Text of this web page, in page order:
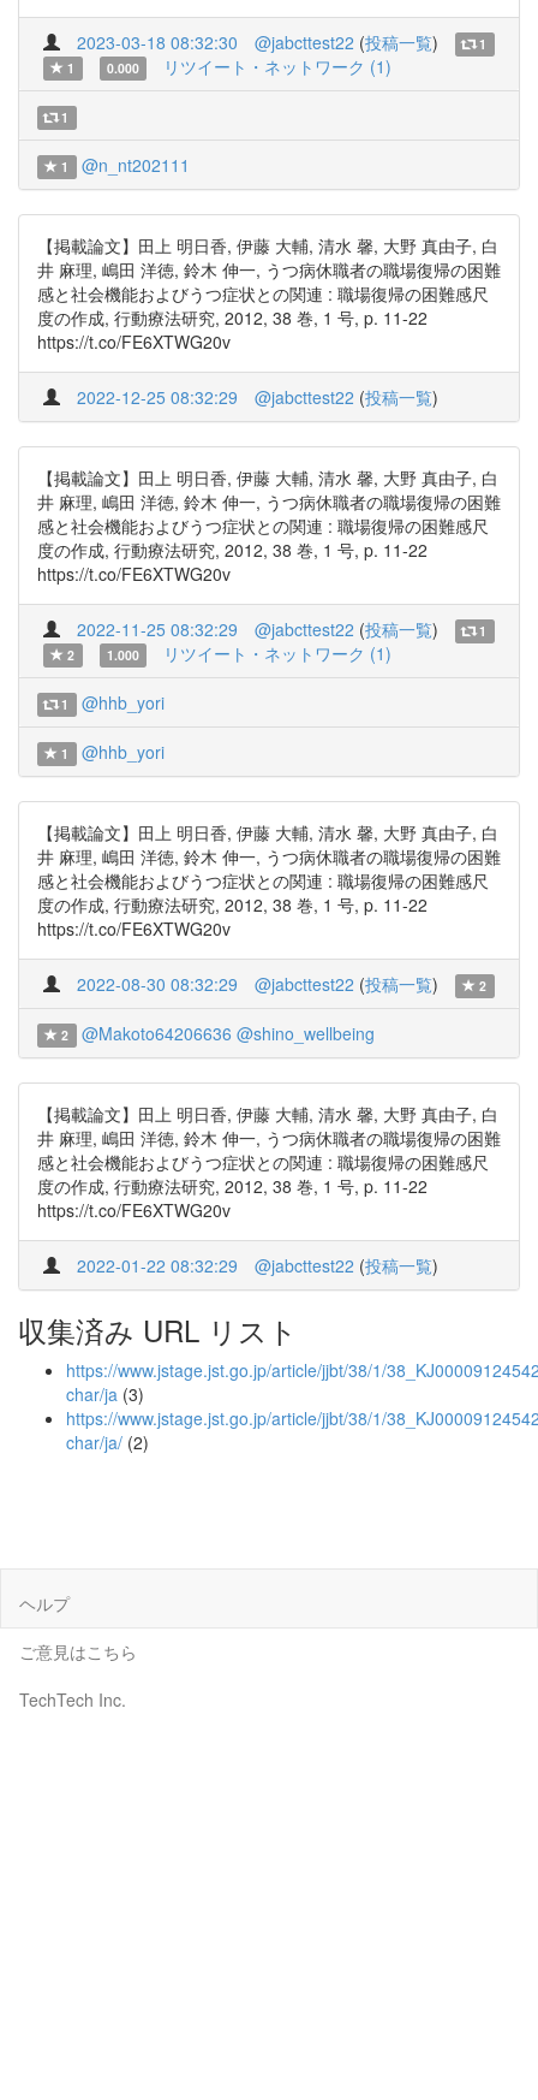
2023-03-18 08:32:30 @jabcttest22 (投稿一覧)
1
1
0.000 リツイート・ネットワーク (1)
1
1 @n_nt202111
【掲載論文】田上 明日香, 伊藤 大輔, 清水 馨, 大野 真由子, 白
井 麻理, 嶋田 洋徳, 鈴木 伸一, うつ病休職者の職場復帰の困難
感と社会機能およびうつ症状との関連 : 職場復帰の困難感尺
度の作成, 行動療法研究, 2012, 38 巻, 1 号, p. 11-22
https://t.co/FE6XTWG20v
2022-12-25 08:32:29 @jabcttest22 (投稿一覧)
【掲載論文】田上 明日香, 伊藤 大輔, 清水 馨, 大野 真由子, 白
井 麻理, 嶋田 洋徳, 鈴木 伸一, うつ病休職者の職場復帰の困難
感と社会機能およびうつ症状との関連 : 職場復帰の困難感尺
度の作成, 行動療法研究, 2012, 38 巻, 1 号, p. 11-22
https://t.co/FE6XTWG20v
2022-11-25 08:32:29 @jabcttest22 (投稿一覧)
1
2
1.000 リツイート・ネットワーク (1)
1 @hhb_yori
1 @hhb_yori
【掲載論文】田上 明日香, 伊藤 大輔, 清水 馨, 大野 真由子, 白
井 麻理, 嶋田 洋徳, 鈴木 伸一, うつ病休職者の職場復帰の困難
感と社会機能およびうつ症状との関連 : 職場復帰の困難感尺
度の作成, 行動療法研究, 2012, 38 巻, 1 号, p. 11-22
https://t.co/FE6XTWG20v
2022-08-30 08:32:29 @jabcttest22 (投稿一覧) 2
2 @Makoto64206636 @shino_wellbeing
【掲載論文】田上 明日香, 伊藤 大輔, 清水 馨, 大野 真由子, 白
井 麻理, 嶋田 洋徳, 鈴木 伸一, うつ病休職者の職場復帰の困難
感と社会機能およびうつ症状との関連 : 職場復帰の困難感尺
度の作成, 行動療法研究, 2012, 38 巻, 1 号, p. 11-22
https://t.co/FE6XTWG20v
2022-01-22 08:32:29 @jabcttest22 (投稿一覧)
収集済み URL リスト
https://www.jstage.jst.go.jp/article/jjbt/38/1/
char/ja (3)
https://www.jstage.jst.go.jp/article/jjbt/38/1/
char/ja/ (2)
ヘルプ
ご意見はこちら
TechTech Inc.